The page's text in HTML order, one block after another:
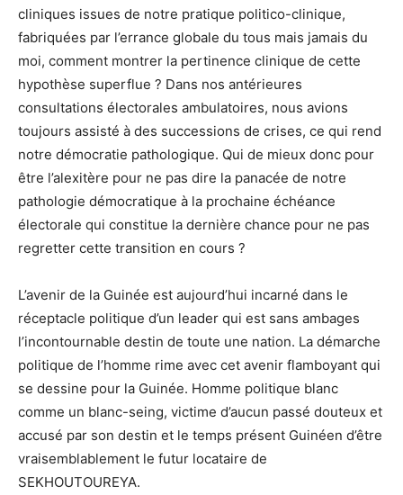
cliniques issues de notre pratique politico-clinique,
fabriquées par l’errance globale du tous mais jamais du
moi, comment montrer la pertinence clinique de cette
hypothèse superflue ? Dans nos antérieures
consultations électorales ambulatoires, nous avions
toujours assisté à des successions de crises, ce qui rend
notre démocratie pathologique. Qui de mieux donc pour
être l’alexitère pour ne pas dire la panacée de notre
pathologie démocratique à la prochaine échéance
électorale qui constitue la dernière chance pour ne pas
regretter cette transition en cours ?
L’avenir de la Guinée est aujourd’hui incarné dans le
réceptacle politique d’un leader qui est sans ambages
l’incontournable destin de toute une nation. La démarche
politique de l’homme rime avec cet avenir flamboyant qui
se dessine pour la Guinée. Homme politique blanc
comme un blanc-seing, victime d’aucun passé douteux et
accusé par son destin et le temps présent Guinéen d’être
vraisemblablement le futur locataire de
SEKHOUTOUREYA.